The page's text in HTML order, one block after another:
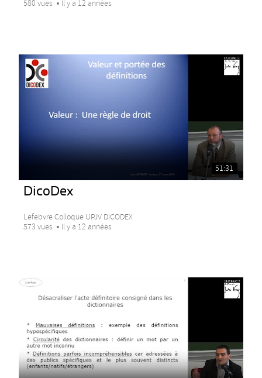
580 vues Il y a 12 années
51:31
DicoDex
Lefebvre Colloque UPJV DICODEX
573 vues
Il y a 12 années